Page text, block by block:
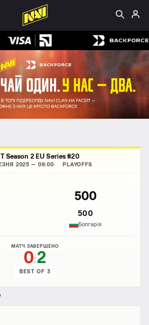
Season 2 EU Series #20
2025 — 09:00 PLAYOFFS
МАТЧ ЗАВЕРШЕНО
0:2
BEST OF 3
500
Болгарія